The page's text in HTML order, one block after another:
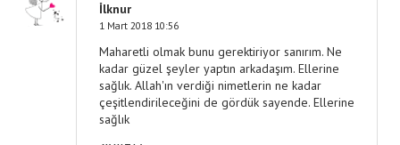
İlknur
1 Mart 2018 10:56
Maharetli olmak bunu gerektiriyor sanırım. Ne
kadar güzel şeyler yaptın arkadaşım. Ellerine
sağlık. Allah'ın verdiği nimetlerin ne kadar
çeşitlendirileceğini de gördük sayende. Ellerine
sağlık